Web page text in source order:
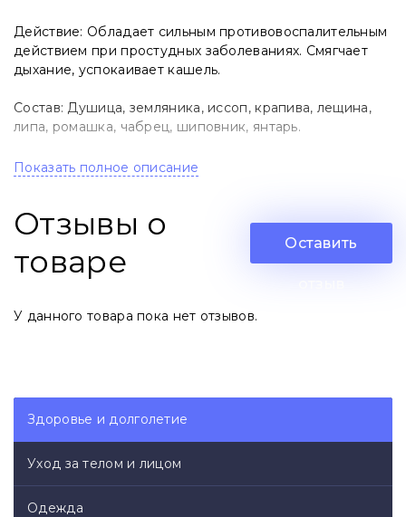
Здоровье и долголетие
Уход за телом и лицом
Одежда
Действие: Обладает сильным противовоспалительным
действием при простудных заболеваниях. Смягчает
дыхание, успокаивает кашель.
Состав: Душица, земляника, иссоп, крапива, лещина,
липа, ромашка, чабрец, шиповник, янтарь.
В составе продукта содержится натуральный янтарь.
стаканом кипятка, настоять 20 минут. Пить по 1/3
стакана 3 раза в день за 20 минут до еды.
Противопоказания: Индивидуальная непереносимость
Условия хранения: при температуре до +27 С в тёмном
Показать полное описание
Отзывы о
товаре
Оставить
У данного товара пока нет отзывов.